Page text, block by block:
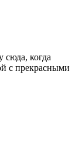
сюда, когда
с прекрасными